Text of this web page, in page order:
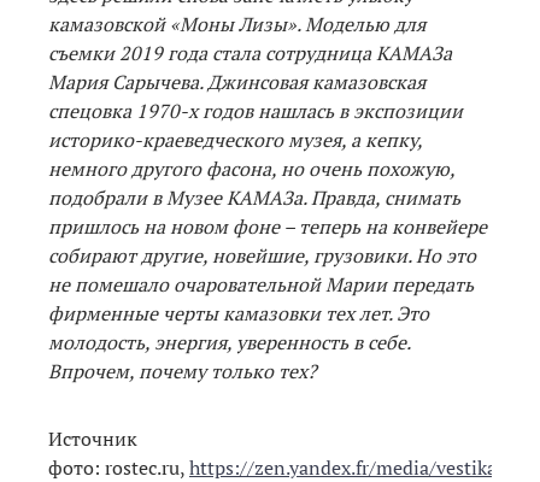
камазовской «Моны Лизы». Моделью для
съемки 2019 года стала сотрудница КАМАЗа
Мария Сарычева. Джинсовая камазовская
спецовка 1970-х годов нашлась в экспозиции
историко-краеведческого музея, а кепку,
немного другого фасона, но очень похожую,
подобрали в Музее КАМАЗа. Правда, снимать
пришлось на новом фоне – теперь на конвейере
собирают другие, новейшие, грузовики. Но это
не помешало очаровательной Марии передать
фирменные черты камазовки тех лет. Это
молодость, энергия, уверенность в себе.
Впрочем, почему только тех?
Источник
фото: rostec.ru,https://zen.yandex.fr/media/